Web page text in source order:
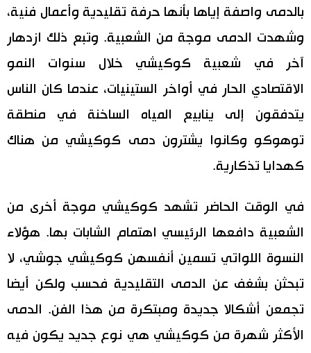
بالدمى واصفة إياها بأنها حرفة تقليدية وأعمال فنية،
وشهدت الدمى موجة من الشعبية. وتبع ذلك ازدهار
آخر في شعبية كوكيشي خلال سنوات النمو
الاقتصادي الحار في أواخر الستينيات، عندما كان الناس
يتدفقون إلى ينابيع المياه الساخنة في منطقة
توهوكو وكانوا يشترون دمى كوكيشي من هناك
كهدايا تذكارية.
في الوقت الحاضر تشهد كوكيشي موجة أخرى من
الشعبية دافعها الرئيسي اهتمام الشابات بها. هؤلاء
النسوة اللواتي تسمين أنفسهن كوكيشي جوشي، لا
تبحثن بشغف عن الدمى التقليدية فحسب ولكن أيضا
تجمعن أشكالا جديدة ومبتكرة من هذا الفن. الدمى
الأكثر شهرة من كوكيشي هي نوع جديد يكون فيه